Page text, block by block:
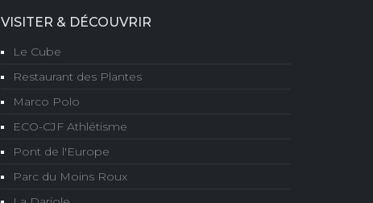
VISITER & DÉCOUVRIR
Le Cube
Restaurant des Plantes
Marco Polo
ECO-CJF Athlétisme
Pont de l'Europe
Parc du Moins Roux